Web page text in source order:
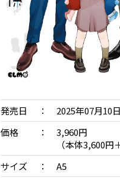
発売日
2025年07月10日
価格
3,960円
（本体3,600円
サイズ
A5